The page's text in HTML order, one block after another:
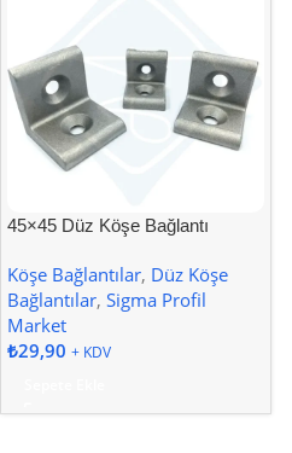
45×45 Düz Köşe Bağlantı
Köşe Bağlantılar, Düz Köşe
Bağlantılar, Sigma Profil
Market
₺29,90 + KDV